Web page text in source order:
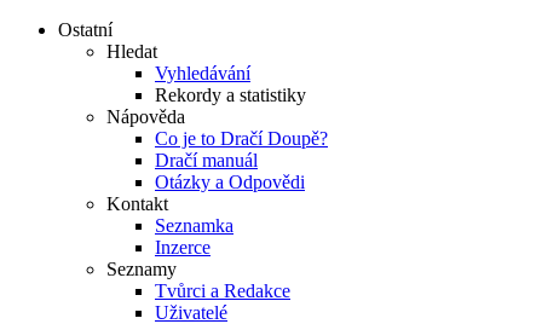
Ostatní
Hledat
Vyhledávání
Rekordy a statistiky
Nápověda
Co je to Dračí Doupě?
Dračí manuál
Otázky a Odpovědi
Kontakt
Seznamka
Inzerce
Seznamy
Tvůrci a Redakce
Uživatelé